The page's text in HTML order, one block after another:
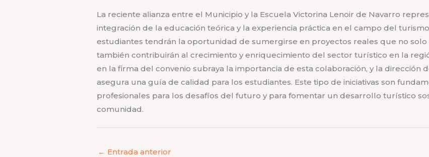
La reciente alianza entre el Municipio y la Escuela Victorina Lenoir de Navarro
integración de la educación teórica y la experiencia práctica en el campo del
estudiantes tendrán la oportunidad de sumergirse en proyectos reales que no
también contribuirán al crecimiento y enriquecimiento del sector turístico en la
en la firma del convenio subraya la importancia de esta colaboración, y la dirección
asegura una guía de calidad para los estudiantes. Este tipo de iniciativas son
profesionales para los desafíos del futuro y para fomentar un desarrollo turístico
comunidad.
← Entrada anterior